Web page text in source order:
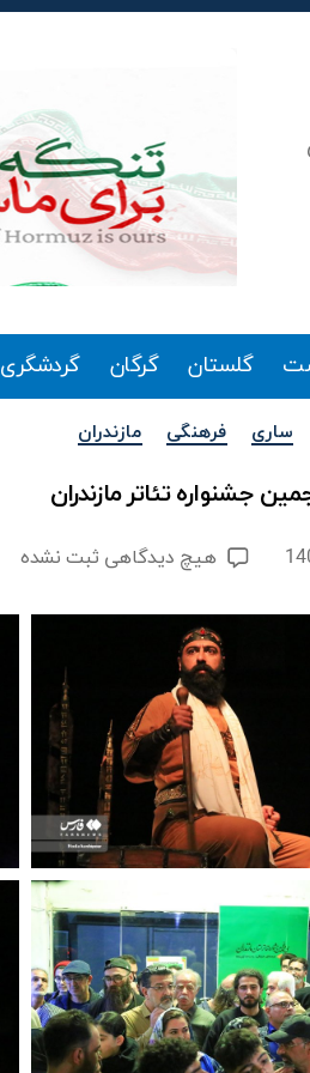
گلستان گرگان گردشگری
دسته‌ها ساری فرهنگی مازندران
جشنواره تئاتر مازندران
هیچ دیدگاهی برای
و
جشنواره
تئاتر
مازندران
ثبت نشده